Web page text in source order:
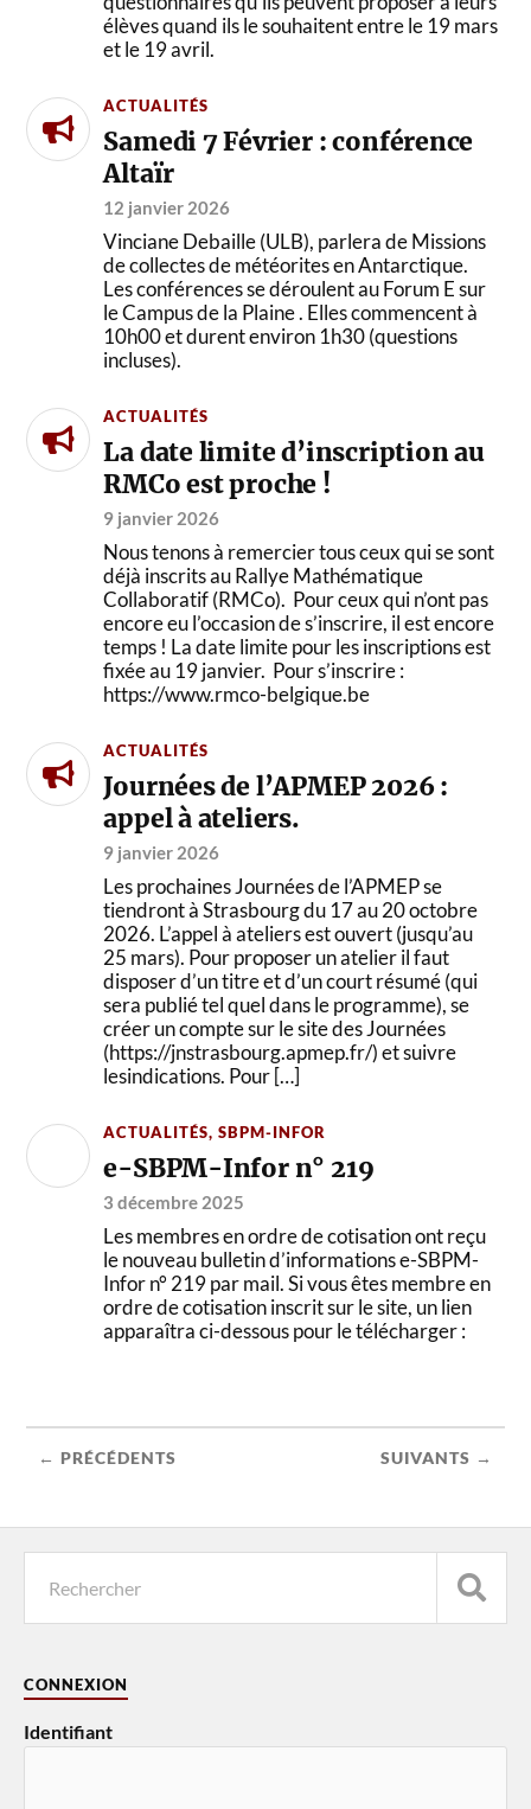
élèves quand ils le souhaitent entre le 19 mars
et le 19 avril.
ACTUALITÉS
Samedi 7 Février : conférence
Altaïr
12 janvier 2026
Vinciane Debaille (ULB), parlera de Missions
de collectes de météorites en Antarctique.
Les conférences se déroulent au Forum E sur
le Campus de la Plaine . Elles commencent à
10h00 et durent environ 1h30 (questions
incluses).
ACTUALITÉS
La date limite d’inscription au
RMCo est proche !
9 janvier 2026
Nous tenons à remercier tous ceux qui se sont
déjà inscrits au Rallye Mathématique
Collaboratif (RMCo). Pour ceux qui n’ont pas
encore eu l’occasion de s’inscrire, il est encore
temps ! La date limite pour les inscriptions est
fixée au 19 janvier. Pour s’inscrire :
https://www.rmco-belgique.be
ACTUALITÉS
Journées de l’APMEP 2026 :
appel à ateliers.
9 janvier 2026
Les prochaines Journées de l’APMEP se
tiendront à Strasbourg du 17 au 20 octobre
2026. L’appel à ateliers est ouvert (jusqu’au
25 mars). Pour proposer un atelier il faut
disposer d’un titre et d’un court résumé (qui
sera publié tel quel dans le programme), se
créer un compte sur le site des Journées
(https://jnstrasbourg.apmep.fr/) et suivre
lesindications. Pour […]
ACTUALITÉS,SBPM-INFOR
e-SBPM-Infor n° 219
3 décembre 2025
Les membres en ordre de cotisation ont reçu
le nouveau bulletin d’informations e-SBPM-
Infor n° 219 par mail. Si vous êtes membre en
ordre de cotisation inscrit sur le site, un lien
apparaîtra ci-dessous pour le télécharger :
← PRÉCÉDENTS SUIVANTS →
CONNEXION
Identifiant